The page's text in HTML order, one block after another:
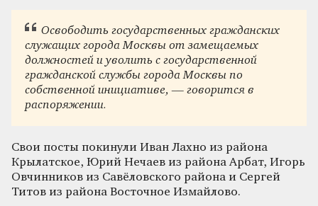
Освободить государственных гражданских
служащих города Москвы от замещаемых
должностей и уволить с государственной
гражданской службы города Москвы по
собственной инициативе, — говорится в
распоряжении.
Свои посты покинули Иван Лахно из района
Крылатское, Юрий Нечаев из района Арбат, Игорь
Овчинников из Савёловского района и Сергей
Титов из района Восточное Измайлово.